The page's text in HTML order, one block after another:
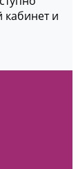
кабинет и